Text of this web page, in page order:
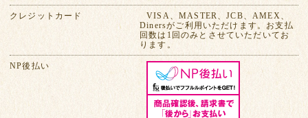
クレジットカード
VISA、MASTER、JCB、AMEX、
Dinersがご利用いただけます。お支払
回数は1回のみとさせていただいてお
ります。
NP後払い